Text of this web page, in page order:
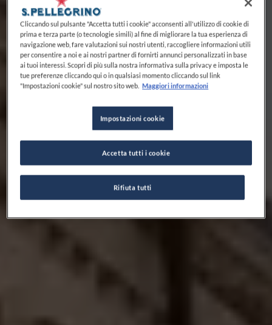
Cliccando sul pulsante "Accetta tutti i cookie" acconsenti all'utilizzo di cookie di
prima e terza parte (o tecnologie simili) al fine di migliorare la tua esperienza di
navigazione web, fare valutazioni sui nostri utenti, raccogliere informazioni utili
per consentire a noi e ai nostri partner di fornirti annunci personalizzati in base
ai tuoi interessi. Scopri di più sulla nostra informativa sulla privacy e imposta le
tue preferenze cliccando qui o in qualsiasi momento cliccando sul link
"Impostazioni cookie" sul nostro sito web. Maggiori informazioni
Impostazioni cookie
Rifiuta tutti
Accetta tutti i cookie